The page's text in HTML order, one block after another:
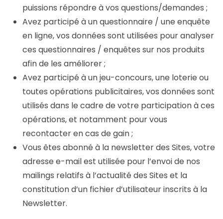
puissions répondre à vos questions/demandes ;
Avez participé à un questionnaire / une enquête
en ligne, vos données sont utilisées pour analyser
ces questionnaires / enquêtes sur nos produits
afin de les améliorer ;
Avez participé à un jeu-concours, une loterie ou
toutes opérations publicitaires, vos données sont
utilisés dans le cadre de votre participation à ces
opérations, et notamment pour vous
recontacter en cas de gain ;
Vous êtes abonné à la newsletter des Sites, votre
adresse e-mail est utilisée pour l’envoi de nos
mailings relatifs à l’actualité des Sites et la
constitution d’un fichier d’utilisateur inscrits à la
Newsletter.